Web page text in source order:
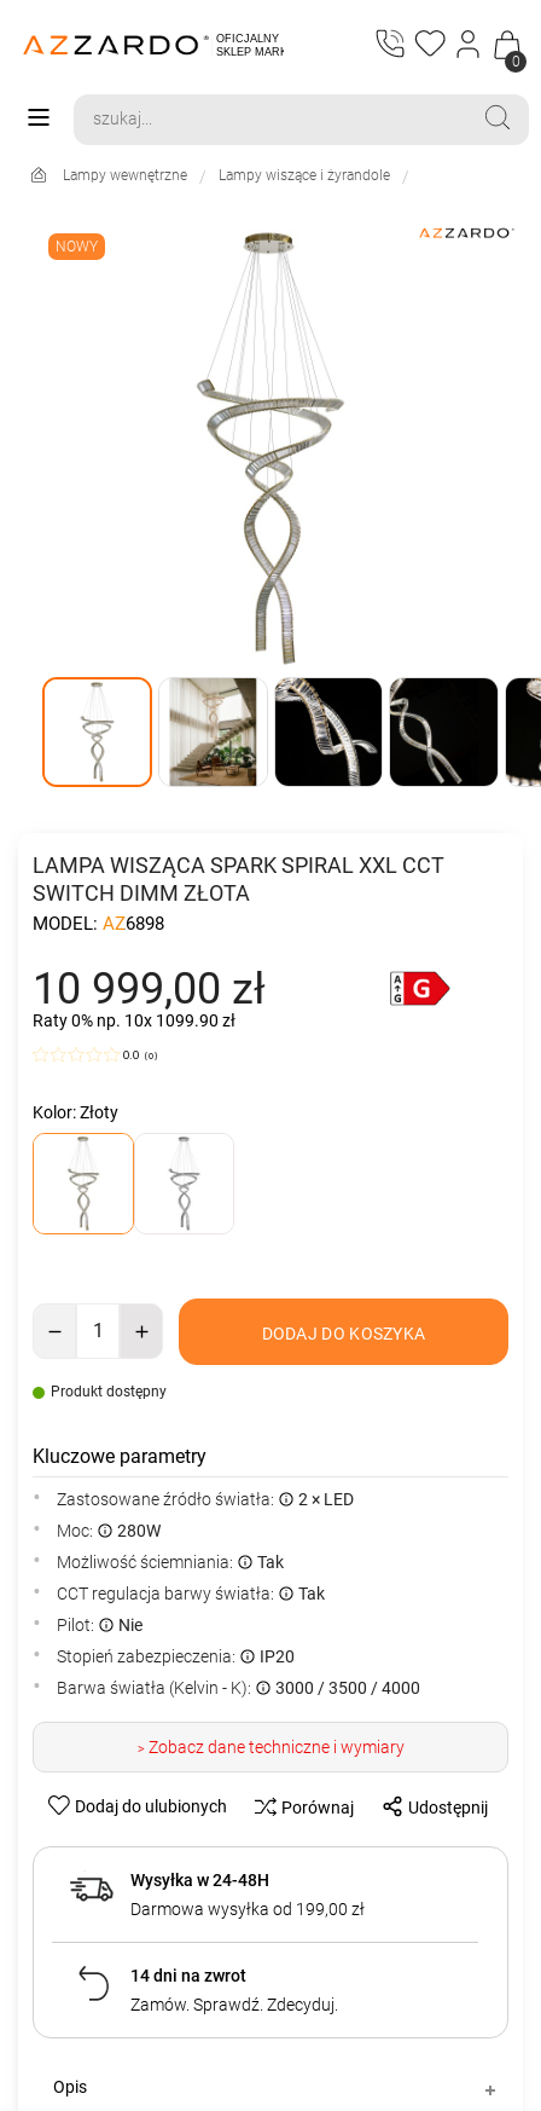
0
Lampy wewnętrzne Lampy wiszące i żyrandole
NOWY
LAMPA WISZĄCA SPARK SPIRAL XXL CCT
SWITCH DIMM ZŁOTA
MODEL: AZ6898
10 999,00 zł
Raty 0% np. 10x 1099.90 zł
0.0 (0)
Kolor: Złoty
DODAJ DO KOSZYKA
Produkt dostępny
Kluczowe parametry
Zastosowane źródło światła:
2 × LED
Moc:
280W
Możliwość ściemniania:
Tak
CCT regulacja barwy światła:
Tak
Pilot:
Nie
Stopień zabezpieczenia:
IP20
Barwa światła (Kelvin - K):
3000 / 3500 / 4000
>Zobacz dane techniczne i wymiary
Dodaj do ulubionych Porównaj Udostępnij
Wysyłka w 24-48H
Darmowa wysyłka od 199,00 zł
14 dni na zwrot
Zamów. Sprawdź. Zdecyduj.
Opis